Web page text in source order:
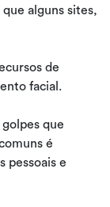
alguns sites,
de
facial.
que
é
pessoais e